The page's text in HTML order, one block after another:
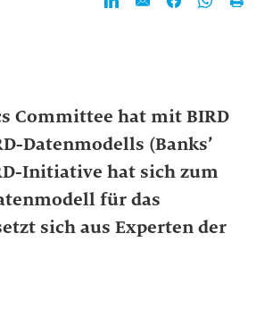
Committee hat mit BIRD
Datenmodells (Banks’
Initiative hat sich zum
für das
sich aus Experten der